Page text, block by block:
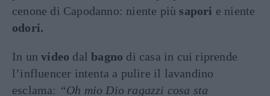
cenone di Capodanno: niente più sapori e niente
odori.
In unvideo dalbagno di casa in cui riprende
l’influencer intenta a pulire il lavandino
esclama: “Oh mio Dio ragazzi cosa sta